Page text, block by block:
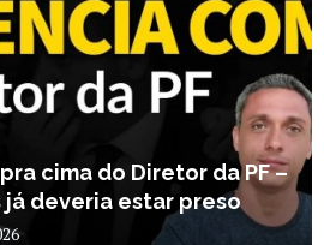
cima do Diretor da PF –
já deveria estar preso